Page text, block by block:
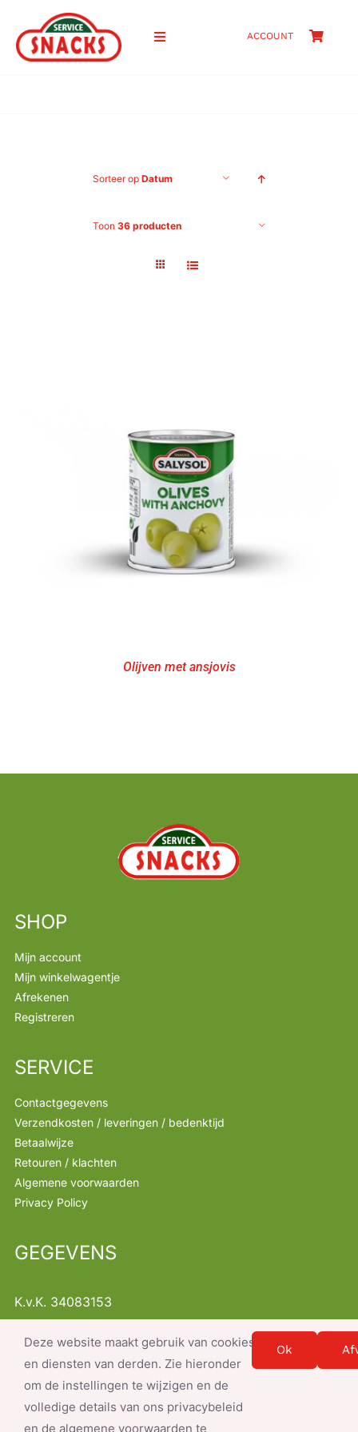
naar
inhoud
Toggle
ACCOUNT
Sorteer op Datum
Toon 36 producten
Olijven met ansjovis
SHOP
Mijn account
Mijn winkelwagentje
Afrekenen
Registreren
SERVICE
Contactgegevens
Verzendkosten / leveringen / bedenktijd
Betaalwijze
Retouren / klachten
Algemene voorwaarden
Privacy Policy
GEGEVENS
K.v.K. 34083153
B.T.W. NL001368522B47
info@servicesnacks.nl
© Copyright 2026- document.write(new Date().getFullYear()); |
Deze website maakt gebruik van cookies
en diensten van derden. Zie hieronder
om de instellingen te wijzigen en de
volledige details van ons privacybeleid
en de algemene voorwaarden te
Instellingen
Ok